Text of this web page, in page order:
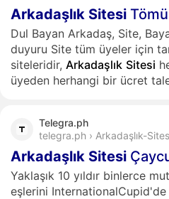
Arkadaşlık Sitesi
Dul Bayan Arkadaş, Site,
duyuru Site tüm üyeler için
siteleridir, Arkadaşlık Sitesi
üyeden herhangi bir ücret
Telegra.ph
telegra.ph › Arkadaşlık-
Arkadaşlık Sitesi
Yaklaşık 10 yıldır binlerce
eşlerini